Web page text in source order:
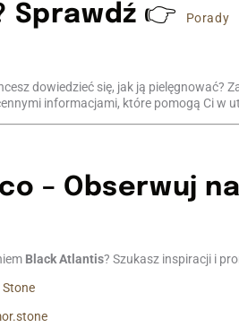
Sprawdź 👉 Porady
dowiedzieć się, jak ją pielęgnować?
informacjami, które pomogą Ci w
– Obserwuj
Black Atlantis? Szukasz inspiracji i